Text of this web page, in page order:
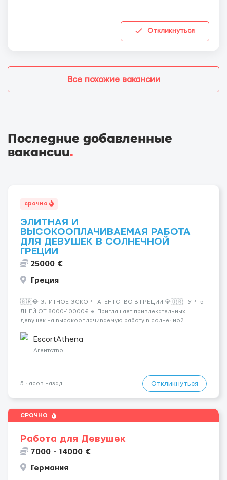
Откликнуться
Все похожие вакансии
Последние добавленные
вакансии.
срочно
ЭЛИТНАЯ И
ВЫСОКООПЛАЧИВАЕМАЯ РАБОТА
ДЛЯ ДЕВУШЕК В СОЛНЕЧНОЙ
ГРЕЦИИ
25000 €
Греция
🇬🇷💎 ЭЛИТНОЕ ЭСКОРТ-АГЕНТСТВО В ГРЕЦИИ 💎🇬🇷 ТУР 15
ДНЕЙ ОТ 8000-10000€ 🔹 Приглашает привлекательных
девушек на высокооплачиваемую работу в солнечной
хорошие деньги 💶 — это предложение для тебя! 🔹
Требования: ✔️ Возраст от ...
EscortAthena
Агентство
5 часов назад Откликнуться
СРОЧНО
Работа для Девушек
7000 - 14000 €
Германия